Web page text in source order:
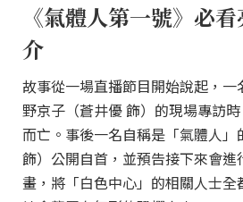
《氣體人第一號》必
介
故事從一場直播節目開始說起，一
野京子（蒼井優 飾）的現場專訪
而亡。事後一名自稱是「氣體人」
飾）公開自首，並預告接下來會進
畫，將「白色中心」的相關人士全